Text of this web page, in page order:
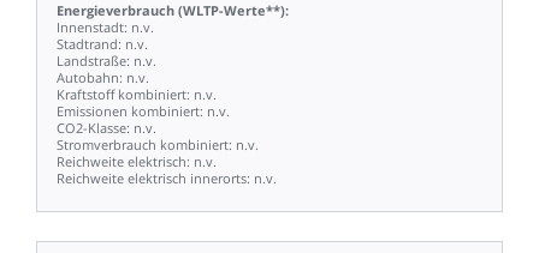
Energieverbrauch (WLTP-Werte**):
Innenstadt: n.v.
Stadtrand: n.v.
Landstraße: n.v.
Autobahn: n.v.
Kraftstoff kombiniert: n.v.
Emissionen kombiniert: n.v.
CO2-Klasse: n.v.
Stromverbrauch kombiniert: n.v.
Reichweite elektrisch: n.v.
Reichweite elektrisch innerorts: n.v.